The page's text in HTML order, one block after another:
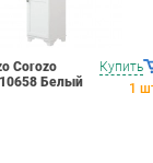
Купить
Corozo
Белый
1